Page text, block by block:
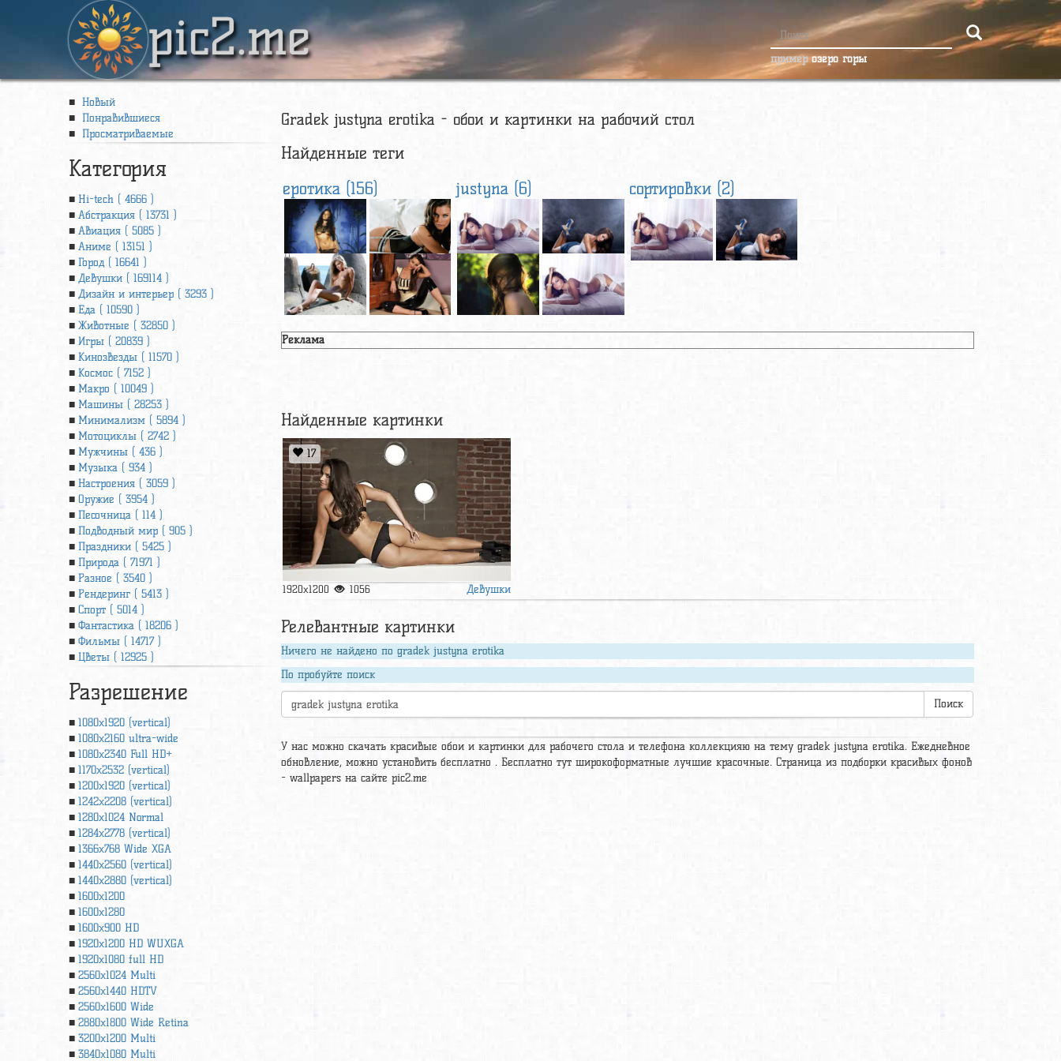
pic2.me примерозеро горы
Новый
Понравившиеся
Просматриваемые
Категория
Hi-tech ( 4666 )
Абстракция ( 13731 )
Авиация ( 5085 )
Аниме ( 13151 )
Город ( 16641 )
Девушки ( 169114 )
Дизайн и интерьер ( 3293 )
Еда ( 10590 )
Животные ( 32850 )
Игры ( 20839 )
Кинозвезды ( 11570 )
Космос ( 7152 )
Макро ( 10049 )
Машины ( 28253 )
Минимализм ( 5894 )
Мотоциклы ( 2742 )
Мужчины ( 436 )
Музыка ( 934 )
Настроения ( 3059 )
Оружие ( 3954 )
Песочница ( 114 )
Подводный мир ( 905 )
Праздники ( 5425 )
Природа ( 71971 )
Разное ( 3540 )
Рендеринг ( 5413 )
Спорт ( 5014 )
Фантастика ( 18206 )
Фильмы ( 14717 )
Цветы ( 12925 )
Разрешение
1080x1920 (vertical)
1080x2160 ultra-wide
1080x2340 Full HD+
1170x2532 (vertical)
1200x1920 (vertical)
1242x2208 (vertical)
1280x1024 Normal
1284x2778 (vertical)
1366х768 Wide XGA
1440x2560 (vertical)
1440x2880 (vertical)
1600x1200
1600x1280
1600x900 HD
1920x1200 HD WUXGA
1920х1080 full HD
2560x1024 Multi
2560x1440 HDTV
2560x1600 Wide
2880x1800 Wide Retina
3200x1200 Multi
3840x1080 Multi
Gradek justyna erotika - обои и картинки на рабочий стол
Найденные теги
еротика (156)
justyna (6) сортировки (2)
Реклама
Найденные картинки
17
1920x1200 1056 Девушки
Релевантные картинки
Ничего не найдено по gradek justyna erotika
По пробуйте поиск
Поиск
У нас можно скачать красивые обои и картинки для рабочего стола и телефона коллекцияю на тему gradek justyna erotika. Ежедневное
обновление, можно установить бесплатно . Бесплатно тут широкоформатные лучшие красочные. Страница из подборки красивых фонов
- wallpapers на сайте pic2.me